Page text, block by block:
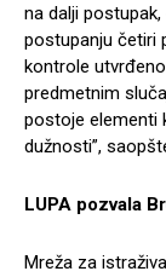
na dalji
postupanju četiri
kontrole
predmetnim
postoje elementi
dužnosti”,
LUPA pozvala
Mreža za